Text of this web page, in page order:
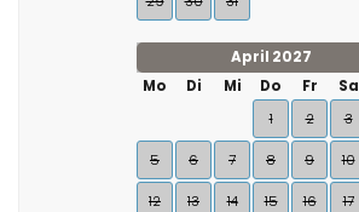
April 2027
Mo
Di Mi Do Fr Sa
1
2 3
5 6 7 8 9 10
12 13 14 15 16 17